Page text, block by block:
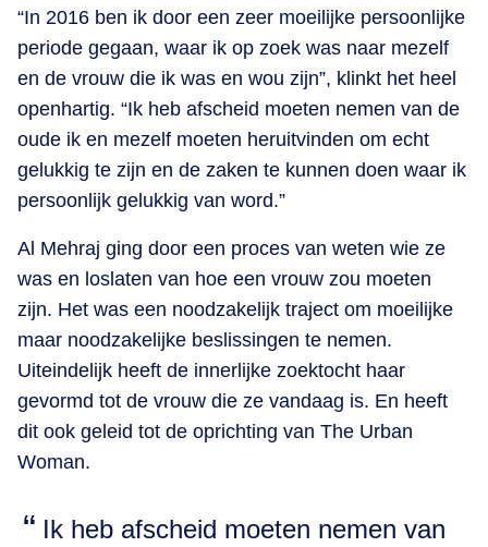
“In 2016 ben ik door een zeer moeilijke persoonlijke
periode gegaan, waar ik op zoek was naar mezelf
en de vrouw die ik was en wou zijn”, klinkt het heel
openhartig. “Ik heb afscheid moeten nemen van de
oude ik en mezelf moeten heruitvinden om echt
gelukkig te zijn en de zaken te kunnen doen waar ik
persoonlijk gelukkig van word.”
Al Mehraj ging door een proces van weten wie ze
was en loslaten van hoe een vrouw zou moeten
zijn. Het was een noodzakelijk traject om moeilijke
maar noodzakelijke beslissingen te nemen.
Uiteindelijk heeft de innerlijke zoektocht haar
gevormd tot de vrouw die ze vandaag is. En heeft
dit ook geleid tot de oprichting van The Urban
Woman.
Ik heb afscheid moeten nemen van